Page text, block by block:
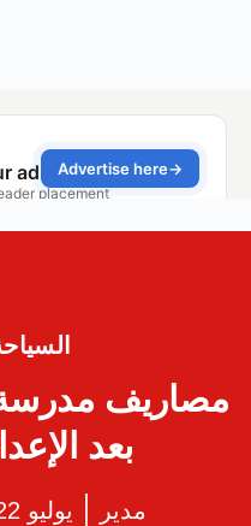
مصاريف مدرسة
بعد
مدير يوليو 22, 2025